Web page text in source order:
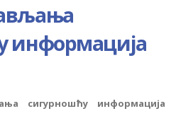
информација
сигурношћу информација